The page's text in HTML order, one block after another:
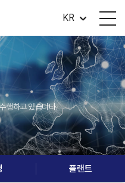
KR
행하고 있습니다.
플랜트